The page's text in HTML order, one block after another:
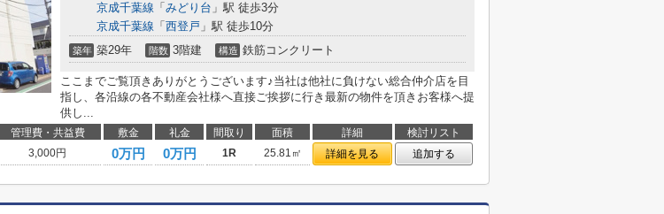
京成千葉線 「 みどり台 」駅 徒歩3分
京成千葉線 「 西登戸 」駅 徒歩10分
築年 築29年 階数 3階建 構造 鉄筋コンクリート
ここまでご覧頂きありがとうございます♪当社は他社に負けない総合仲介店を目
指し、各沿線の各不動産会社様へ直接ご挨拶に行き最新の物件を頂きお客様へ提
供し...
管理費・共益費 敷金 礼金 間取り 面積 詳細
検討リスト
3,000円 0万円 0万円 1R 25.81㎡ 詳細を見る 追加する